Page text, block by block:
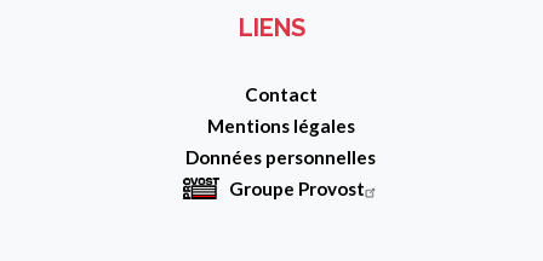
LIENS
Contact
Mentions légales
Données personnelles
Groupe Provost